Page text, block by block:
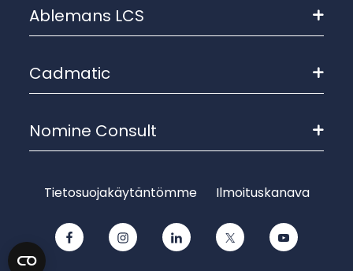
Ablemans LCS
Cadmatic
Nomine Consult
Tietosuojakäytäntömme Ilmoituskanava